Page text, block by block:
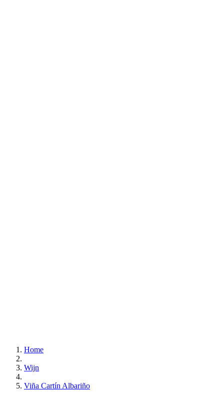
Home
Wijn
Viña Cartín Albariño